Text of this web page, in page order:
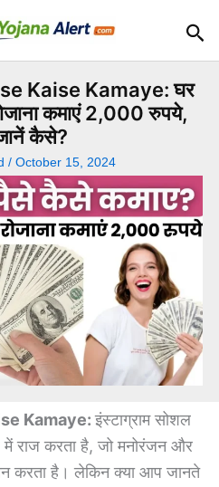
Kaise Kamaye: घर
कमाएं 2,000 रुपये,
कैसे?
/ October 15, 2024
Kamaye:इंस्टाग्राम सोशल
में राज करता है, जो मनोरंजन और
करता है। लेकिन क्या आप जानते